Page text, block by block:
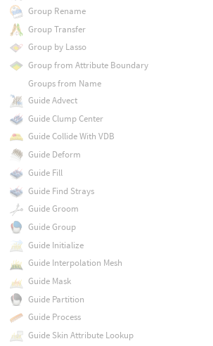
Group Rename
Group Transfer
Group by Lasso
Group from Attribute Boundary
Groups from Name
Guide Advect
Guide Clump Center
Guide Collide With VDB
Guide Deform
Guide Fill
Guide Find Strays
Guide Groom
Guide Group
Guide Initialize
Guide Interpolation Mesh
Guide Mask
Guide Partition
Guide Process
Guide Skin Attribute Lookup